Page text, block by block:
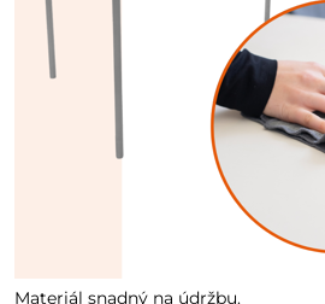
Materiál snadný na údržbu.